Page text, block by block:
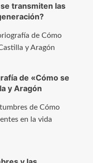
transmiten las
de «Cómo se
y Aragón